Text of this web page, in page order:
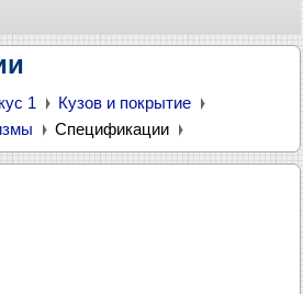
1
Кузов и покрытие
Спецификации